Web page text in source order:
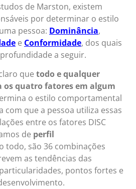
de Marston, existem
por determinar o estilo
pessoa: Dominância,
e Conformidade, dos quais
a seguir.
que todo e qualquer
quatro fatores em algum
o estilo comportamental
com que a pessoa utiliza essas
entre os fatores DISC
de perfil
todo, são 36 combinações
as tendências das
pontos fortes e